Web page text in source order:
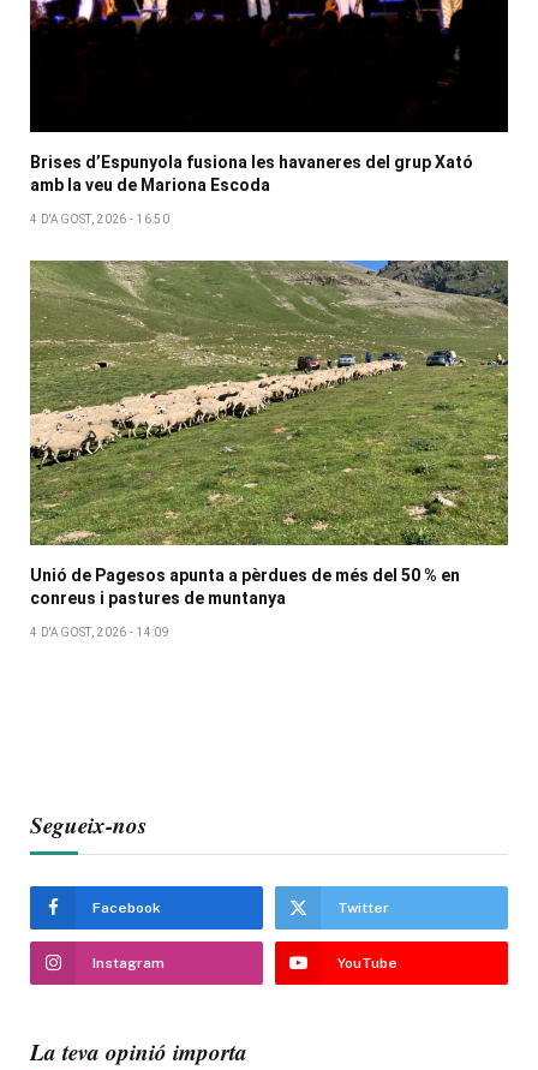
Brises d’Espunyola fusiona les havaneres del grup Xató
amb la veu de Mariona Escoda
4 D'AGOST, 2026 - 16:50
Unió de Pagesos apunta a pèrdues de més del 50 % en
conreus i pastures de muntanya
4 D'AGOST, 2026 - 14:09
Segueix-nos
Facebook Twitter
Instagram YouTube
La teva opinió importa